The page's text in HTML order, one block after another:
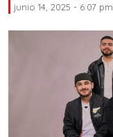
junio 14, 2025 - 6:07 pm